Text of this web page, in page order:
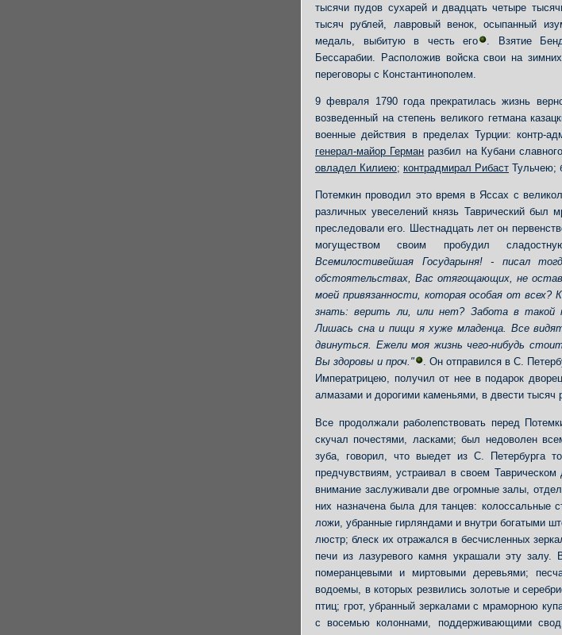
тысячи пудов сухарей и двадцать четыре
тысяч рублей, лавровый венок, осыпанный
медаль, выбитую в честь его
. Взятие
Бессарабии. Расположив войска свои на
переговоры с Константинополем.
9 февраля 1790 года прекратилась жизнь
возведенный на степень великого гетмана
военные действия в пределах Турции: контр-
генерал-майор Герман разбил на Кубани
овладел Килиею; контрадмирал Рибаст Тульчею;
Потемкин проводил это время в Яссах с
различных увеселений князь Таврический был
преследовали его. Шестнадцать лет он
могуществом своим пробудил
Всемилостивейшая Государыня! - писал
обстоятельствах, Вас отягощающих, не
моей привязанности, которая особая от
знать: верить ли, или нет? Забота в такой
Лишась сна и пищи я хуже младенца. Все
двинуться. Ежели моя жизнь чего-нибудь
Вы здоровы и проч."
. Он отправился в С.
Императрицею, получил от нее в подарок
алмазами и дорогими каменьями, в двести тысяч
Все продолжали раболепствовать перед
скучал почестями, ласками; был недоволен
зуба, говорил, что выедет из С. Петербурга
предчувствиям, устраивал в своем
внимание заслуживали две огромные залы,
них назначена была для танцев:
ложи, убранные гирляндами и внутри богатыми
люстр; блеск их отражался в бесчисленных
печи из лазуревого камня украшали эту
померанцевыми и миртовыми деревьями;
водоемы, в которых резвились золотые и
птиц; грот, убранный зеркалами с мраморною
с восемью колоннами, поддерживающими